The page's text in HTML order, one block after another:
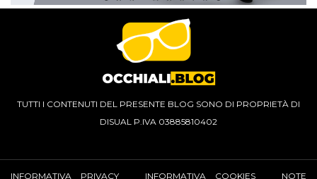
TUTTI I CONTENUTI DEL PRESENTE BLOG SONO DI PROPRIETÀ DI
DISUAL P.IVA 03885810402
INFORMATIVA PRIVACY INFORMATIVA COOKIES NOTE